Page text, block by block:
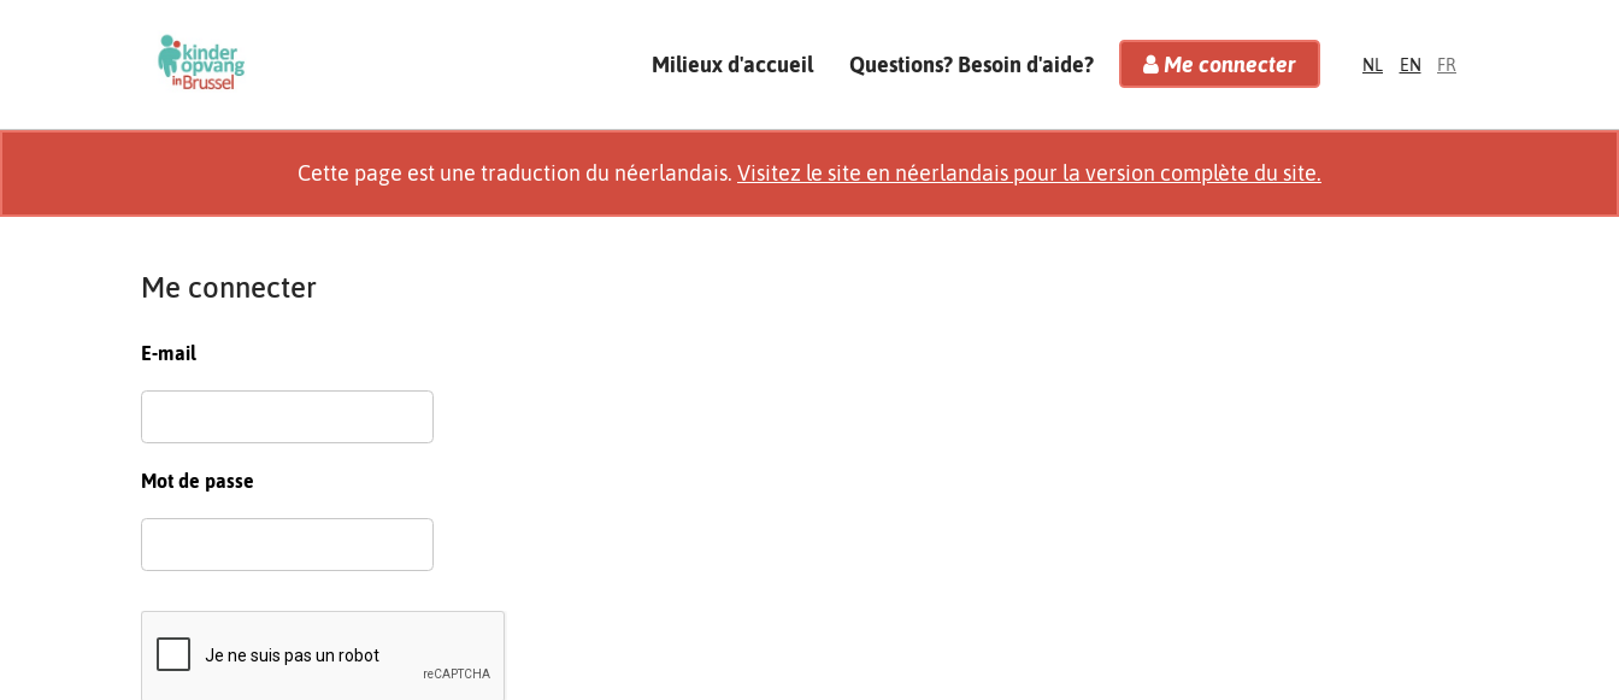
Milieux d'accueil Questions? Besoin d'aide? Me connecter NL EN FR
Cette page est une traduction du néerlandais. Visitez le site en néerlandais pour la version complète du site.
Me connecter
E-mail
Mot de passe